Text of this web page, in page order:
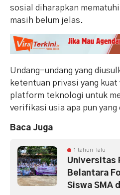
sosial diharapkan
masih belum jelas.
Undang-undang yang
ketentuan privasi yang kuat
platform teknologi untuk
verifikasi usia apa pun yang
Baca Juga
1 tahun lalu
Universitas
Belantara
Siswa SMA